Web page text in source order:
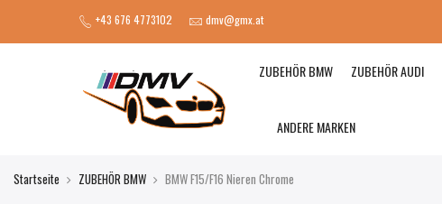
+43 676 4773102 dmv@gmx.at
ZUBEHÖR BMW ZUBEHÖR AUDI
ANDERE MARKEN
Startseite ZUBEHÖR BMW BMW F15/F16 Nieren Chrome